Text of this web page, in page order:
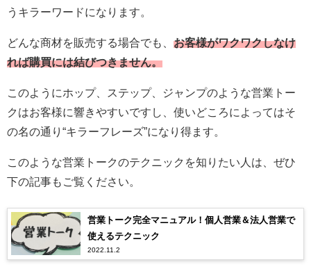
うキラーワードになります。
どんな商材を販売する場合でも、 お客様がワクワクしなけ
れば購買には結びつきません。
このようにホップ、ステップ、ジャンプのような営業トー
クはお客様に響きやすいですし、使いどころによってはそ
の名の通り“キラーフレーズ”になり得ます。
このような営業トークのテクニックを知りたい人は、ぜひ
下の記事もご覧ください。
営業トーク完全マニュアル！個人営業＆法人営業で
使えるテクニック
2022.11.2